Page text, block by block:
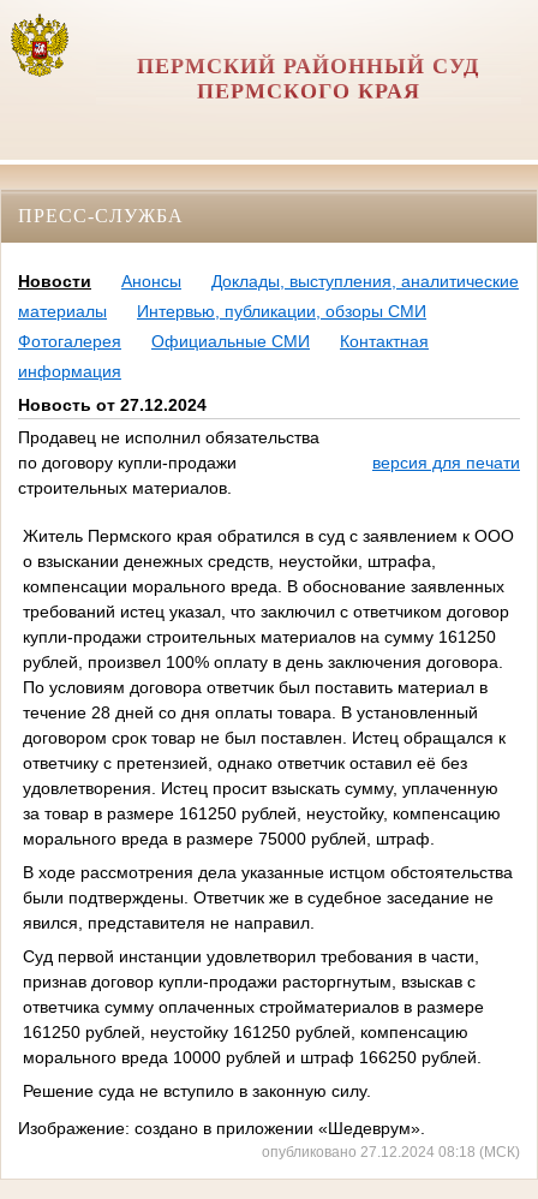
ПЕРМСКИЙ РАЙОННЫЙ СУД
ПЕРМСКОГО КРАЯ
ПРЕСС-СЛУЖБА
Новости Анонсы
Доклады, выступления, аналитические
материалы
Интервью, публикации, обзоры СМИ
Фотогалерея
Официальные СМИ
Контактная
информация
Новость от 27.12.2024
Продавец не исполнил обязательства
по договору купли-продажи
строительных материалов.
версия для печати
Житель Пермского края обратился в суд с заявлением к ООО
о взыскании денежных средств, неустойки, штрафа,
компенсации морального вреда. В обоснование заявленных
требований истец указал, что заключил с ответчиком договор
купли-продажи строительных материалов на сумму 161250
рублей, произвел 100% оплату в день заключения договора.
По условиям договора ответчик был поставить материал в
течение 28 дней со дня оплаты товара. В установленный
договором срок товар не был поставлен. Истец обращался к
ответчику с претензией, однако ответчик оставил её без
удовлетворения. Истец просит взыскать сумму, уплаченную
за товар в размере 161250 рублей, неустойку, компенсацию
морального вреда в размере 75000 рублей, штраф.
В ходе рассмотрения дела указанные истцом обстоятельства
были подтверждены. Ответчик же в судебное заседание не
явился, представителя не направил.
Суд первой инстанции удовлетворил требования в части,
признав договор купли-продажи расторгнутым, взыскав с
ответчика сумму оплаченных стройматериалов в размере
161250 рублей, неустойку 161250 рублей, компенсацию
морального вреда 10000 рублей и штраф 166250 рублей.
Решение суда не вступило в законную силу.
Изображение: создано в приложении «Шедеврум».
опубликовано 27.12.2024 08:18 (МСК)